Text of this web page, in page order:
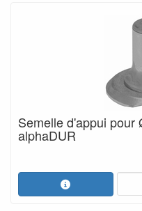
Semelle d'appui
alphaDUR